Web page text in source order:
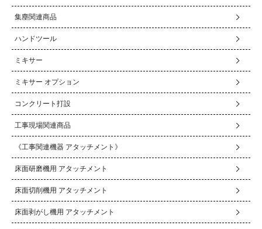
集塵関連商品
ハンドツール
ミキサー
ミキサー オプション
コンクリート打設
工事現場関連商品
《工事関連機器 アタッチメント》
床面研磨機用 アタッチメント
床面切削機用 アタッチメント
床面剥がし機用 アタッチメント